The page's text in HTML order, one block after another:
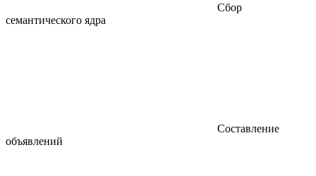
Сбор
семантического ядра
Составление
объявлений